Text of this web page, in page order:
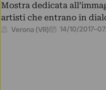
Mostra dedicata
artisti che entrano in
Verona (VR) 14/10/2017–